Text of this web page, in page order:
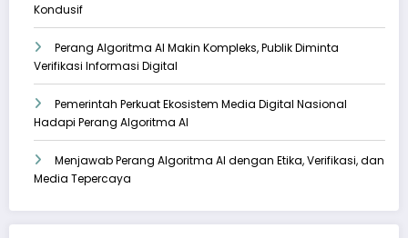
Kondusif
Perang Algoritma AI Makin Kompleks, Publik Diminta
Verifikasi Informasi Digital
Pemerintah Perkuat Ekosistem Media Digital Nasional
Hadapi Perang Algoritma AI
Menjawab Perang Algoritma AI dengan Etika, Verifikasi, dan
Media Tepercaya